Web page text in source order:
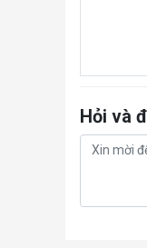
Hỏi và